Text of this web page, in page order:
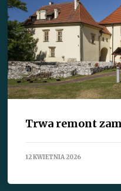
Trwa remont
12 KWIETNIA 2026